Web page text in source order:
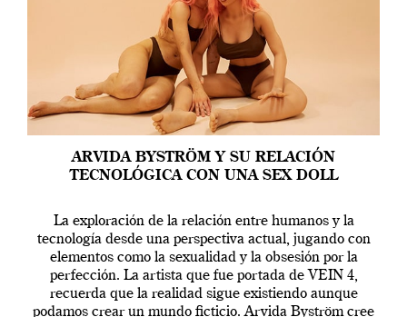
ARVIDA BYSTRÖM Y SU RELACIÓN
TECNOLÓGICA CON UNA SEX DOLL
La exploración de la relación entre humanos y la
tecnología desde una perspectiva actual, jugando con
elementos como la sexualidad y la obsesión por la
perfección. La artista que fue portada de VEIN 4,
recuerda que la realidad sigue existiendo aunque
podamos crear un mundo ficticio. Arvida Byström cree